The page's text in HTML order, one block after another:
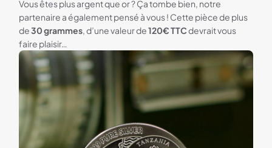
Vous êtes plus argent que or ? Ça tombe bien, notre
partenaire a également pensé à vous ! Cette pièce de plus
de30 grammes, d’une valeur de120€ TTCdevrait vous
faire plaisir…